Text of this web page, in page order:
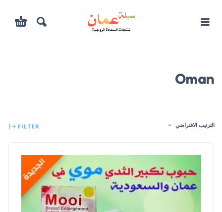
Oman
الترتيب الافتراضي FILTER